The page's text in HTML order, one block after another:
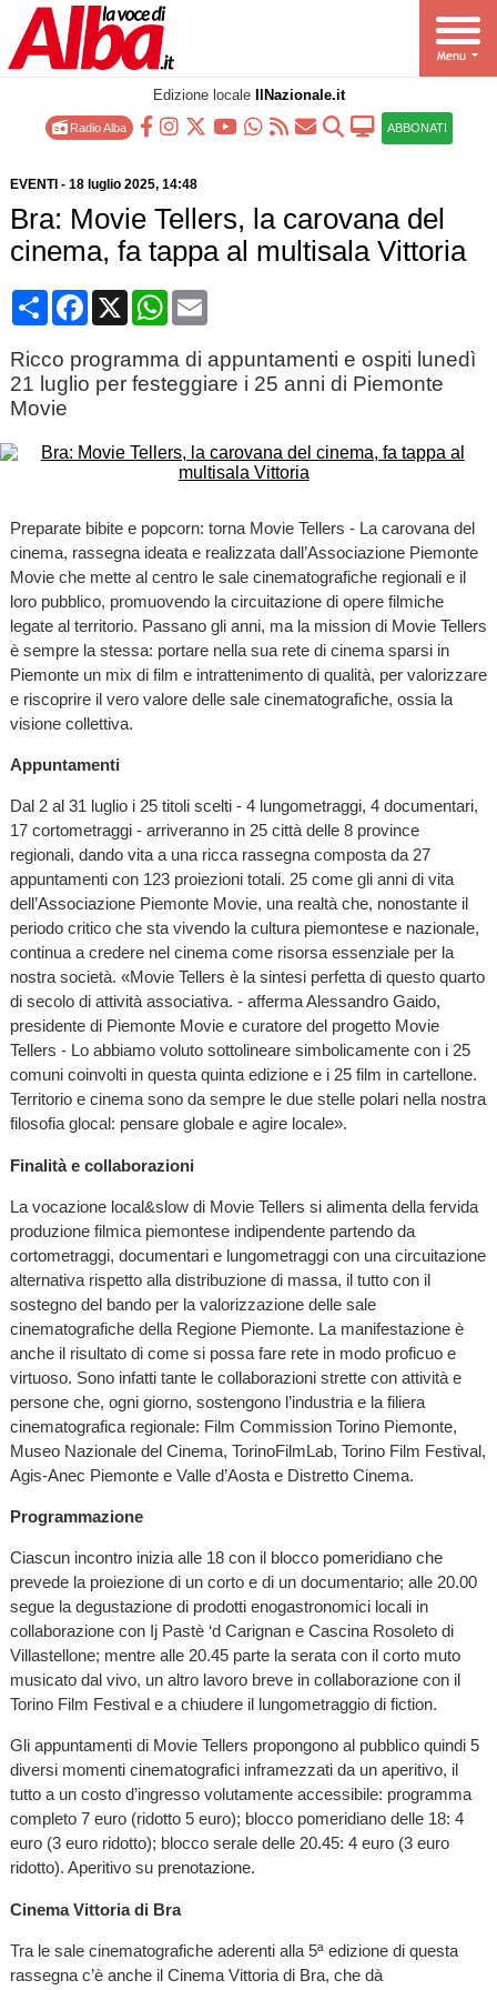
Edizione locale IlNazionale.it
Radio Alba ABBONATI
EVENTI - 18 luglio 2025, 14:48
Bra: Movie Tellers, la carovana del
cinema, fa tappa al multisala Vittoria
CondividiFacebook
X WhatsApp
Email
Ricco programma di appuntamenti e ospiti lunedì
21 luglio per festeggiare i 25 anni di Piemonte
Movie
Preparate bibite e popcorn: torna Movie Tellers - La carovana del
cinema, rassegna ideata e realizzata dall’Associazione Piemonte
Movie che mette al centro le sale cinematografiche regionali e il
loro pubblico, promuovendo la circuitazione di opere filmiche
legate al territorio. Passano gli anni, ma la mission di Movie Tellers
è sempre la stessa: portare nella sua rete di cinema sparsi in
Piemonte un mix di film e intrattenimento di qualità, per valorizzare
e riscoprire il vero valore delle sale cinematografiche, ossia la
visione collettiva.
Appuntamenti
Dal 2 al 31 luglio i 25 titoli scelti - 4 lungometraggi, 4 documentari,
17 cortometraggi - arriveranno in 25 città delle 8 province
regionali, dando vita a una ricca rassegna composta da 27
appuntamenti con 123 proiezioni totali. 25 come gli anni di vita
dell’Associazione Piemonte Movie, una realtà che, nonostante il
periodo critico che sta vivendo la cultura piemontese e nazionale,
continua a credere nel cinema come risorsa essenziale per la
nostra società. «Movie Tellers è la sintesi perfetta di questo quarto
di secolo di attività associativa. - afferma Alessandro Gaido,
presidente di Piemonte Movie e curatore del progetto Movie
Tellers - Lo abbiamo voluto sottolineare simbolicamente con i 25
comuni coinvolti in questa quinta edizione e i 25 film in cartellone.
Territorio e cinema sono da sempre le due stelle polari nella nostra
filosofia glocal: pensare globale e agire locale».
Finalità e collaborazioni
La vocazione local&slow di Movie Tellers si alimenta della fervida
produzione filmica piemontese indipendente partendo da
cortometraggi, documentari e lungometraggi con una circuitazione
alternativa rispetto alla distribuzione di massa, il tutto con il
sostegno del bando per la valorizzazione delle sale
cinematografiche della Regione Piemonte. La manifestazione è
anche il risultato di come si possa fare rete in modo proficuo e
virtuoso. Sono infatti tante le collaborazioni strette con attività e
persone che, ogni giorno, sostengono l’industria e la filiera
cinematografica regionale: Film Commission Torino Piemonte,
Museo Nazionale del Cinema, TorinoFilmLab, Torino Film Festival,
Agis-Anec Piemonte e Valle d’Aosta e Distretto Cinema.
Programmazione
Ciascun incontro inizia alle 18 con il blocco pomeridiano che
prevede la proiezione di un corto e di un documentario; alle 20.00
segue la degustazione di prodotti enogastronomici locali in
collaborazione con Ij Pastè ‘d Carignan e Cascina Rosoleto di
Villastellone; mentre alle 20.45 parte la serata con il corto muto
musicato dal vivo, un altro lavoro breve in collaborazione con il
Torino Film Festival e a chiudere il lungometraggio di fiction.
Gli appuntamenti di Movie Tellers propongono al pubblico quindi 5
diversi momenti cinematografici inframezzati da un aperitivo, il
tutto a un costo d’ingresso volutamente accessibile: programma
completo 7 euro (ridotto 5 euro); blocco pomeridiano delle 18: 4
euro (3 euro ridotto); blocco serale delle 20.45: 4 euro (3 euro
ridotto). Aperitivo su prenotazione.
Cinema Vittoria di Bra
Tra le sale cinematografiche aderenti alla 5ª edizione di questa
rassegna c’è anche il Cinema Vittoria di Bra, che dà